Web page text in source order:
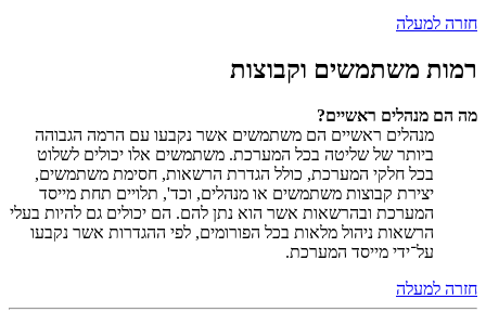
חזרה למעלה
רמות משתמשים וקבוצות
מה הם מנהלים ראשיים?
מנהלים ראשיים הם משתמשים אשר נקבעו עם הרמה הגבוהה
ביותר של שליטה בכל המערכת. משתמשים אלו יכולים לשלוט
בכל חלקי המערכת, כולל הגדרת הרשאות, חסימת משתמשים,
יצירת קבוצות משתמשים או מנהלים, וכד', תלויים תחת מייסד
המערכת ובהרשאות אשר הוא נתן להם. הם יכולים גם להיות בעלי
הרשאות ניהול מלאות בכל הפורומים, לפי ההגדרות אשר נקבעו
על־ידי מייסד המערכת.
חזרה למעלה